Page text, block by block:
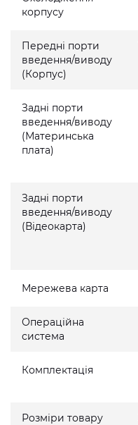
корпусу
Передні порти
введення/виводу
(Корпус)
Задні порти
введення/виводу
(Материнська
плата)
Задні порти
введення/виводу
(Відеокарта)
Мережева карта
Операційна
система
Комплектація
Розміри товару